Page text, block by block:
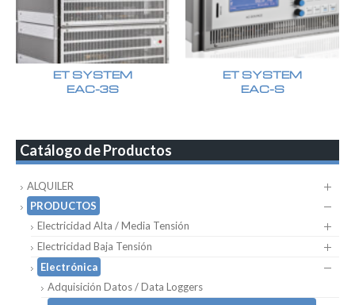
ET SYSTEM
EAC-3S
ET SYSTEM
EAC-S
Catálogo de Productos
ALQUILER
PRODUCTOS
Electricidad Alta / Media Tensión
Electricidad Baja Tensión
Electrónica
Adquisición Datos / Data Loggers